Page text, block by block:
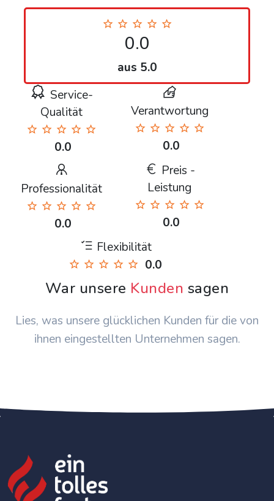
0.0
aus 5.0
Service-
Qualität
0.0
Verantwortung
0.0
Professionalität
0.0
Preis -
Leistung
0.0
Flexibilität
0.0
War unsere Kunden sagen
Lies, was unsere glücklichen Kunden für die von
ihnen eingestellten Unternehmen sagen.